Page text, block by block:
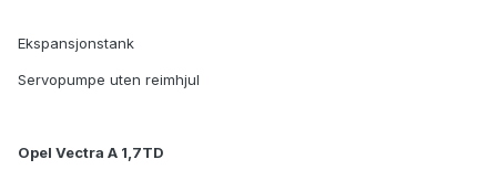
Ekspansjonstank
Servopumpe uten reimhjul
Opel Vectra A 1,7TD